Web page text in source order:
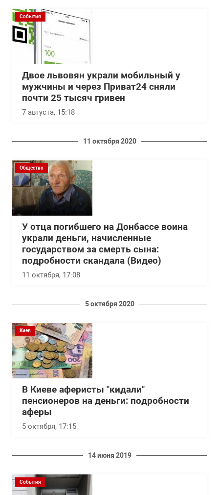
События
Двое львовян украли мобильный у
мужчины и через Приват24 сняли
почти 25 тысяч гривен
7 августа, 15:18
11 октября 2020
Общество
У отца погибшего на Донбассе воина
украли деньги, начисленные
государством за смерть сына:
подробности скандала (Видео)
11 октября, 17:08
5 октября 2020
Киев
В Киеве аферисты "кидали"
пенсионеров на деньги: подробности
аферы
5 октября, 17:15
14 июня 2019
События